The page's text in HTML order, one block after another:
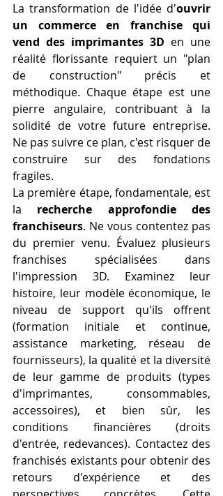
La transformation de l'idée d'ouvrir
un commerce en franchise qui
vend des imprimantes 3D en une
réalité florissante requiert un "plan
de construction" précis et
méthodique. Chaque étape est une
pierre angulaire, contribuant à la
solidité de votre future entreprise.
Ne pas suivre ce plan, c'est risquer de
construire sur des fondations
fragiles.
La première étape, fondamentale, est
la recherche approfondie des
franchiseurs. Ne vous contentez pas
du premier venu. Évaluez plusieurs
franchises spécialisées dans
l'impression 3D. Examinez leur
histoire, leur modèle économique, le
niveau de support qu'ils offrent
(formation initiale et continue,
assistance marketing, réseau de
fournisseurs), la qualité et la diversité
de leur gamme de produits (types
d'imprimantes, consommables,
accessoires), et bien sûr, les
conditions financières (droits
d'entrée, redevances). Contactez des
franchisés existants pour obtenir des
retours d'expérience et des